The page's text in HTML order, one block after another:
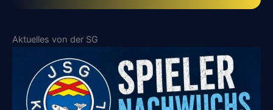
Aktuelles von der SG